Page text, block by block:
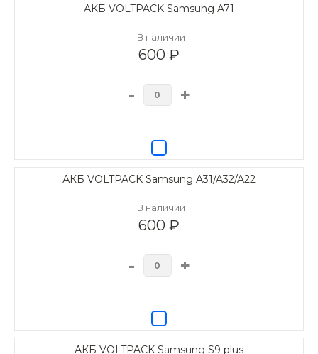
АКБ VOLTPACK Samsung A71
В наличии
600 ₽
- +
АКБ VOLTPACK Samsung A31/A32/A22
В наличии
600 ₽
- +
АКБ VOLTPACK Samsung S9 plus